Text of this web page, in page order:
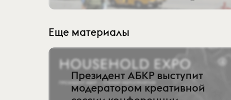
Еще материалы
Президент АБКР выступит
модератором креативной